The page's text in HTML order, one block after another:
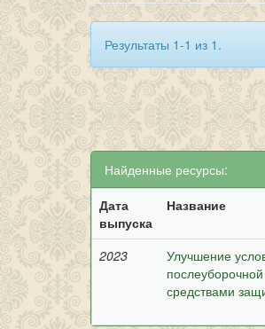
Результаты 1-1 из 1.
Найденные ресурсы:
Дата
выпуска
Название
2023
Улучшение
средствами